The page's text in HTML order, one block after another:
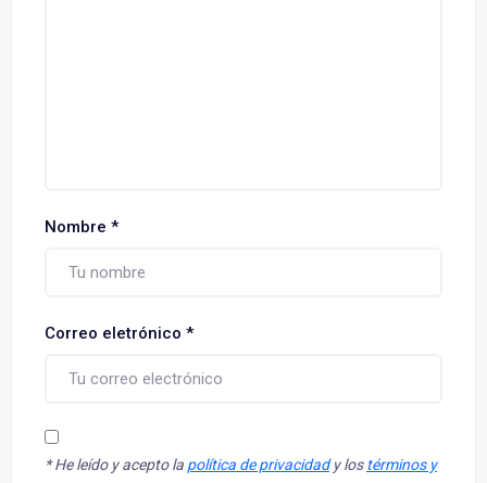
Nombre *
Correo eletrónico *
*He leído y acepto la política de privacidady lostérminos y